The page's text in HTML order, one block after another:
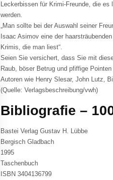
Leckerbissen für Krimi-Freunde, die
werden.
„Man sollte bei der Auswahl seiner
Isaac Asimov eine der
Krimis, die man liest“.
Seien Sie versichert, dass Sie mit
Raub, böser Betrug und pfiffige
Autoren wie Henry Slesar, John Lutz,
(Quelle: Verlagsbeschreibung/vwh)
Bibliografie –
Bastei Verlag Gustav H. Lübbe
Bergisch Gladbach
1995
Taschenbuch
ISBN 3404136799